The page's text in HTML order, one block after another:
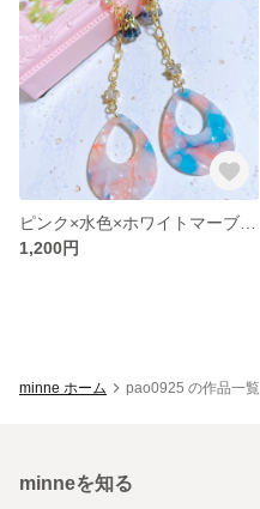
1,200円
minne ホーム pao0925 の作品一覧
minneを知る